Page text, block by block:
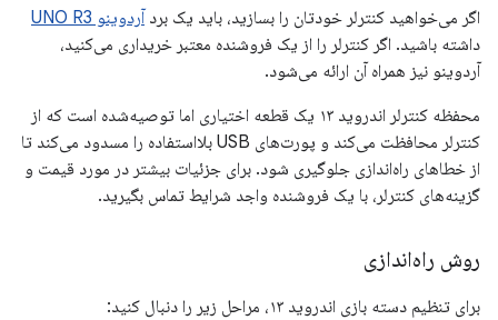
اگر می‌خواهید کنترلر خودتان را بسازید، باید یک برد آردوینو UNO R3
داشته باشید. اگر کنترلر را از یک فروشنده معتبر خریداری می‌کنید،
آردوینو نیز همراه آن ارائه می‌شود.
محفظه کنترلر اندروید ۱۳ یک قطعه اختیاری اما توصیه‌شده است که از
کنترلر محافظت می‌کند و پورت‌های USB بلااستفاده را مسدود می‌کند تا
از خطاهای راه‌اندازی جلوگیری شود. برای جزئیات بیشتر در مورد قیمت و
گزینه‌های کنترلر، با یک فروشنده واجد شرایط تماس بگیرید.
روش راه‌اندازی
برای تنظیم دسته بازی اندروید ۱۳، مراحل زیر را دنبال کنید: